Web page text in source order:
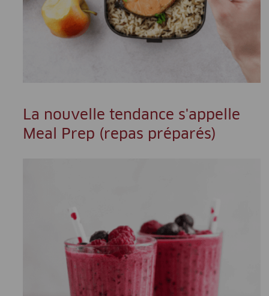
La nouvelle tendance s'appelle
Meal Prep (repas préparés)